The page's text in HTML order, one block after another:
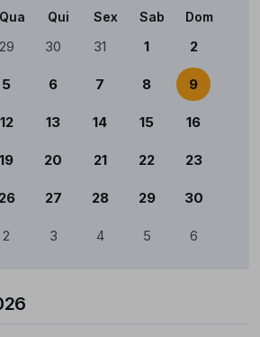
Qua Qui Sex Sab Dom
29 30 31 1 2
5 6 7 8 9
12 13 14 15 16
19 20 21 22 23
26 27 28 29 30
2 3 4 5 6